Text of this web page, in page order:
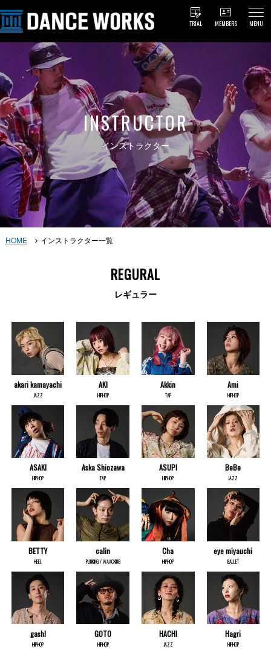
TRIAL MEMBERS MENU
INSTRUCTOR
インストラクター
HOME インストラクター一覧
REGURAL
レギュラー
akari kamayachi
JAZZ
AKI
HIPHOP
Akkin
TAP
Ami
HIPHOP
ASAKI
HIPHOP
Aska Shiozawa
TAP
ASUPI
HIPHOP
BeBe
JAZZ
BETTY
HEEL
calin
PUNKING / WAACKING
Cha
HIPHOP
eye miyauchi
BALLET
gash!
HIPHOP
GOTO
HIPHOP
HACHI
JAZZ
Hagri
HIPHOP